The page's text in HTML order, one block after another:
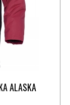
ALASKA